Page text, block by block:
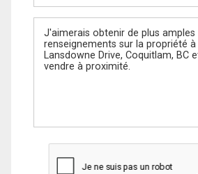
Message